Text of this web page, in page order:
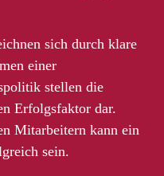
sich durch klare
einer
stellen die
Erfolgsfaktor dar.
Mitarbeitern kann ein
sein.